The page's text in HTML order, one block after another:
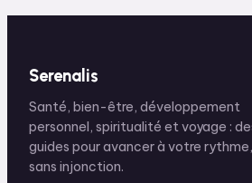
Serenalis
Santé, bien-être, développement
personnel, spiritualité et voyage :
guides pour avancer à votre rythme,
sans injonction.